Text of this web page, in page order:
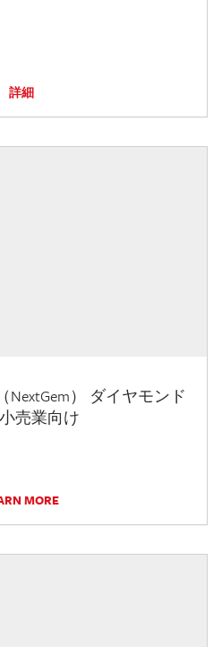
詳細
NextGem） ダイヤモンド
売業向け
MORE